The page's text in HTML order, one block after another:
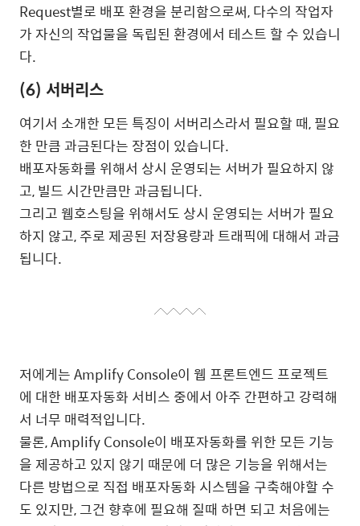
Request별로 배포 환경을 분리함으로써, 다수의 작업자
가 자신의 작업물을 독립된 환경에서 테스트 할 수 있습니
다.
(6) 서버리스
여기서 소개한 모든 특징이 서버리스라서 필요할 때, 필요
한 만큼 과금된다는 장점이 있습니다.
배포자동화를 위해서 상시 운영되는 서버가 필요하지 않
고, 빌드 시간만큼만 과금됩니다.
그리고 웹호스팅을 위해서도 상시 운영되는 서버가 필요
하지 않고, 주로 제공된 저장용량과 트래픽에 대해서 과금
됩니다.
저에게는 Amplify Console이 웹 프론트엔드 프로젝트
에 대한 배포자동화 서비스 중에서 아주 간편하고 강력해
서 너무 매력적입니다.
물론, Amplify Console이 배포자동화를 위한 모든 기능
을 제공하고 있지 않기 때문에 더 많은 기능을 위해서는
다른 방법으로 직접 배포자동화 시스템을 구축해야할 수
도 있지만, 그건 향후에 필요해 질때 하면 되고 처음에는